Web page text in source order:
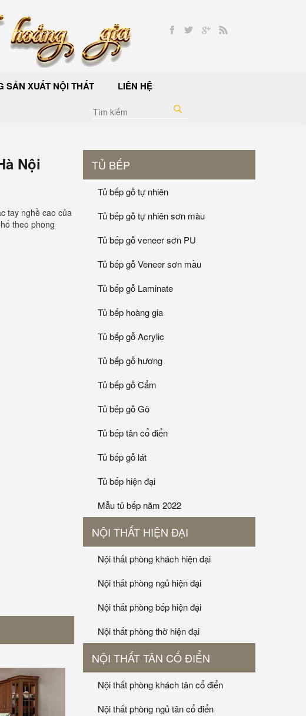
SẢN XUẤT NỘI THẤT LIÊN HỆ
Nội
tay nghề cao của
theo phong
TỦ BẾP
Tủ bếp gỗ tự nhiên
Tủ bếp gỗ tự nhiên sơn màu
Tủ bếp gỗ veneer sơn PU
Tủ bếp gỗ Veneer sơn mầu
Tủ bếp gỗ Laminate
Tủ bếp hoàng gia
Tủ bếp gỗ Acrylic
Tủ bếp gỗ hương
Tủ bếp gỗ Cẩm
Tủ bếp gỗ Gõ
Tủ bếp tân cổ điển
Tủ bếp gỗ lát
Tủ bếp hiện đại
Mẫu tủ bếp năm 2022
NỘI THẤT HIỆN ĐẠI
Nội thất phòng khách hiện đại
Nội thất phòng ngủ hiện đại
Nội thất phòng bếp hiện đại
Nội thất phòng thờ hiện đại
NỘI THẤT TÂN CỔ ĐIỂN
Nội thất phòng khách tân cổ điển
Nội thất phòng ngủ tân cổ điển